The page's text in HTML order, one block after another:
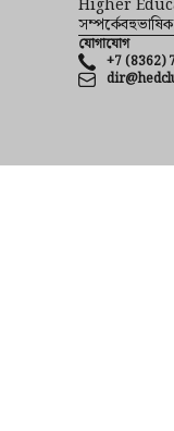
Higher
সম্পর্কেবহুভাষিক
যোগাযোগ
+7 (8362)